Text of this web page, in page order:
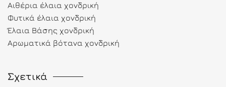
Αιθέρια έλαια χονδρική
Φυτικά έλαια χονδρική
Έλαια Βάσης χονδρική
Αρωματικά βότανα χονδρική
Σχετικά